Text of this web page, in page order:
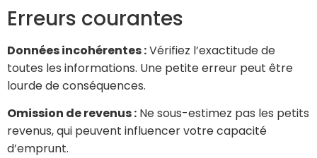
Erreurs courantes
Données incohérentes :Vérifiez l’exactitude de
toutes les informations. Une petite erreur peut être
lourde de conséquences.
Omission de revenus : Ne sous-estimez pas les petits
revenus, qui peuvent influencer votre capacité
d’emprunt.